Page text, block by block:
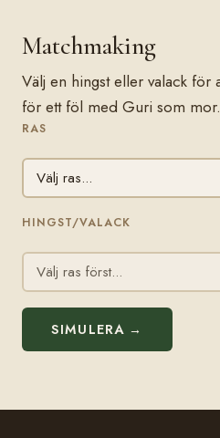
Matchmaking
Välj en hingst eller valack för
för ett föl med Guri som mor.
RAS
HINGST/VALACK
SIMULERA →